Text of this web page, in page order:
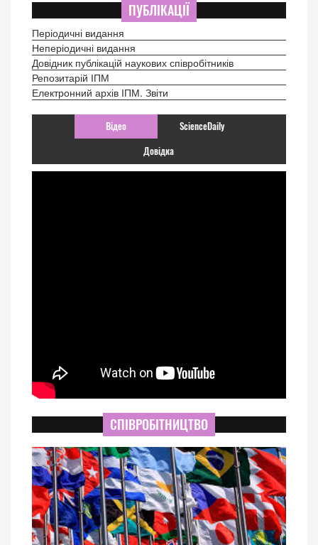
ПУБЛІКАЦІЇ
Періодичні видання
Неперіодичні видання
Довідник публікацій наукових співробітників
Репозитарій ІПМ
Електронний архів ІПМ. Звіти
Відео ScienceDaily
Довідка
СПІВРОБІТНИЦТВО